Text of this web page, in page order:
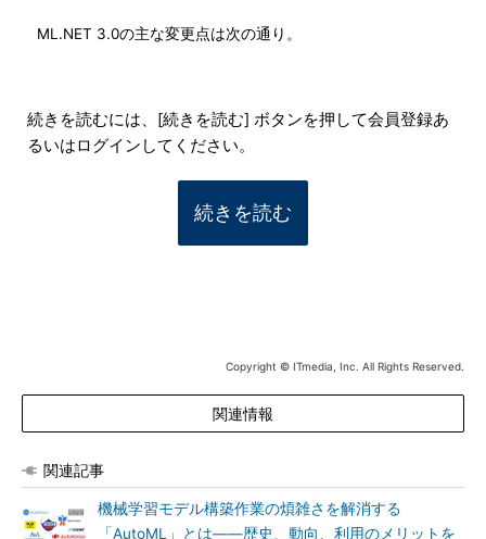
ML.NET 3.0の主な変更点は次の通り。
続きを読むには、[続きを読む] ボタンを押して会員登録あ
るいはログインしてください。
続きを読む
Copyright © ITmedia, Inc. All Rights Reserved.
関連情報
関連記事
機械学習モデル構築作業の煩雑さを解消する
「AutoML」とは――歴史、動向、利用のメリットを